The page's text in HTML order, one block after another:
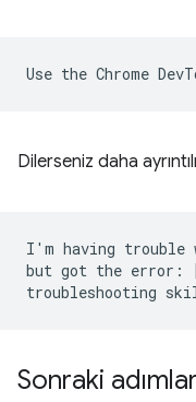
Dilerseniz daha
I'm having trouble
but got the error:
Sonraki adımlar